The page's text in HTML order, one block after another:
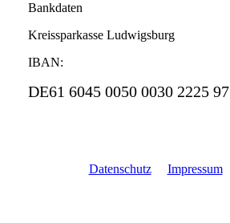
Bankdaten
Kreissparkasse Ludwigsburg
IBAN:
DE61 6045 0050 0030 2225 97
Datenschutz Impressum